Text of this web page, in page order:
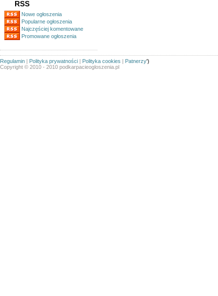
RSS
Nowe ogłoszenia
Popularne ogłoszenia
Najczęściej komentowane
Promowane ogłoszenia
Regulamin | Polityka prywatności | Polityka cookies | Patnerzy
Copyright © 2010 - 2010 podkarpacieogloszenia.pl
')